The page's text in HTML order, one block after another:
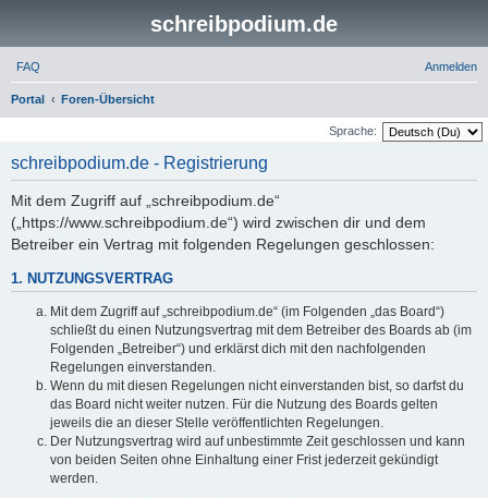
schreibpodium.de
FAQ Anmelden
Portal Foren-Übersicht
u
Sprache:
schreibpodium.de - Registrierung
Mit dem Zugriff auf „schreibpodium.de“
(„https://www.schreibpodium.de“) wird zwischen dir und dem
Betreiber ein Vertrag mit folgenden Regelungen geschlossen:
1. NUTZUNGSVERTRAG
Mit dem Zugriff auf „schreibpodium.de“ (im Folgenden „das Board“)
schließt du einen Nutzungsvertrag mit dem Betreiber des Boards ab (im
Folgenden „Betreiber“) und erklärst dich mit den nachfolgenden
Regelungen einverstanden.
Wenn du mit diesen Regelungen nicht einverstanden bist, so darfst du
das Board nicht weiter nutzen. Für die Nutzung des Boards gelten
jeweils die an dieser Stelle veröffentlichten Regelungen.
Der Nutzungsvertrag wird auf unbestimmte Zeit geschlossen und kann
von beiden Seiten ohne Einhaltung einer Frist jederzeit gekündigt
werden.